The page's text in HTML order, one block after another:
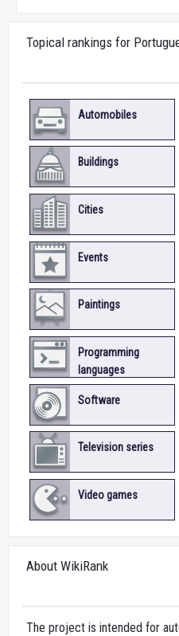
Topical rankings for
Automobiles
Buildings
Cities
Events
Paintings
Programming
languages
Software
Television series
Video games
About WikiRank
The project is intended for